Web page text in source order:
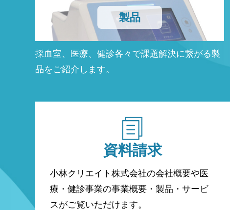
製品
採血室、医療、健診各々で課題解決に繋がる製
品をご紹介します。
資料請求
小林クリエイト株式会社の会社概要や医
療・健診事業の事業概要・製品・サービ
スがご覧いただけます。